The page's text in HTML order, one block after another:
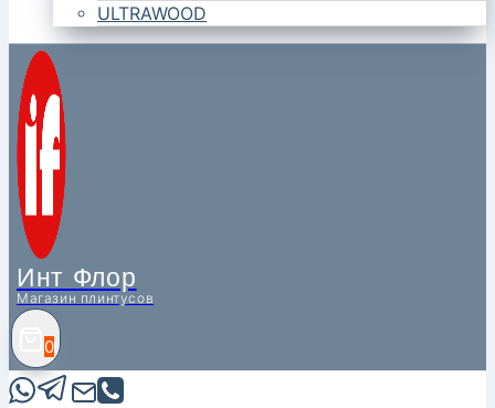
ULTRAWOOD
Инт Флор
Магазин плинтусов
0